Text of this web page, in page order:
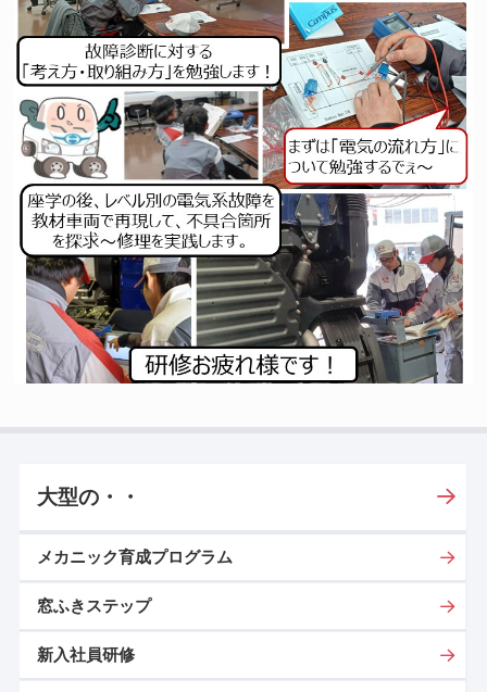
大型の・・
メカニック育成プログラム
窓ふきステップ
新入社員研修